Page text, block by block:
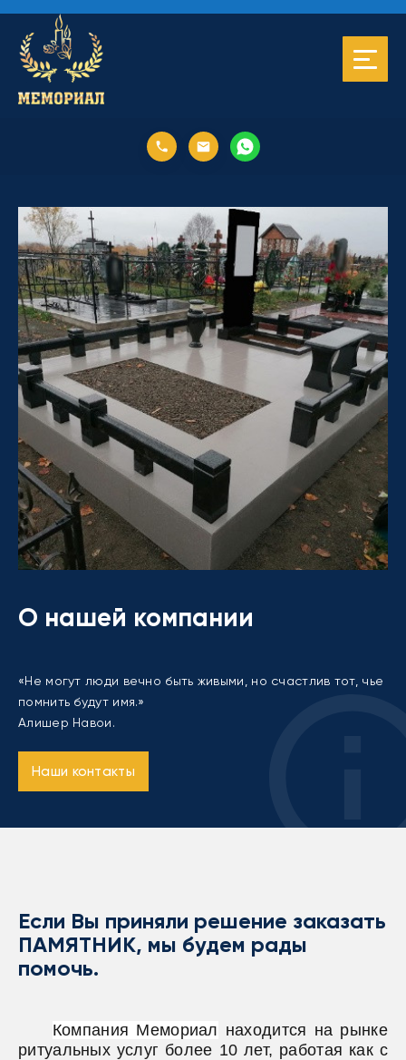
О нашей компании
«Не могут люди вечно быть живыми, но счастлив тот, чье
помнить будут имя.»
Алишер Навои.
Наши контакты
Если Вы приняли решение заказать
ПАМЯТНИК, мы будем рады
помочь.
Компания Мемориал находится на рынке
ритуальных услуг более 10 лет, работая как с